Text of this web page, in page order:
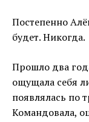
Постепенно
будет. Никогда.
Прошло два
ощущала себя
появлялась по
Командовала,